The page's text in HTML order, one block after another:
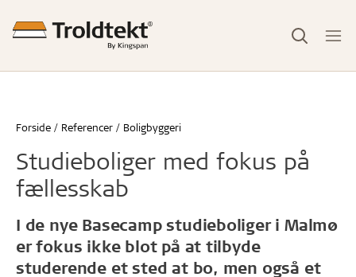
Forside Referencer Boligbyggeri
Studieboliger med fokus på
fællesskab
I de nye Basecamp studieboliger i Malmø
er fokus ikke blot på at tilbyde
studerende et sted at bo, men også et